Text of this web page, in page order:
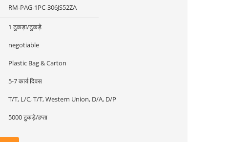
RM-PAG-1PC-306JS52ZA
1 टुकड़ा/टुकड़े
negotiable
Plastic Bag & Carton
5-7 कार्य दिवस
T/T, L/C, T/T, Western Union, D/A, D/P
5000 टुकड़े/हप्ता